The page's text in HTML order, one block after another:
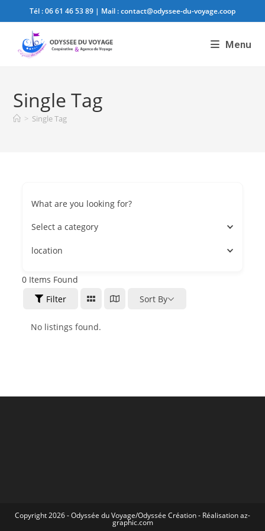
Tél :06 61 46 53 89 | Mail :contact@odyssee-du-voyage.coop
Menu
Single Tag
> Single Tag
What are you looking for?
Select a category
location
0 Items Found
Filter
Sort By
No listings found.
Copyright 2026 -Odyssée du Voyage/Odyssée Création- Réalisationaz-
graphic.com